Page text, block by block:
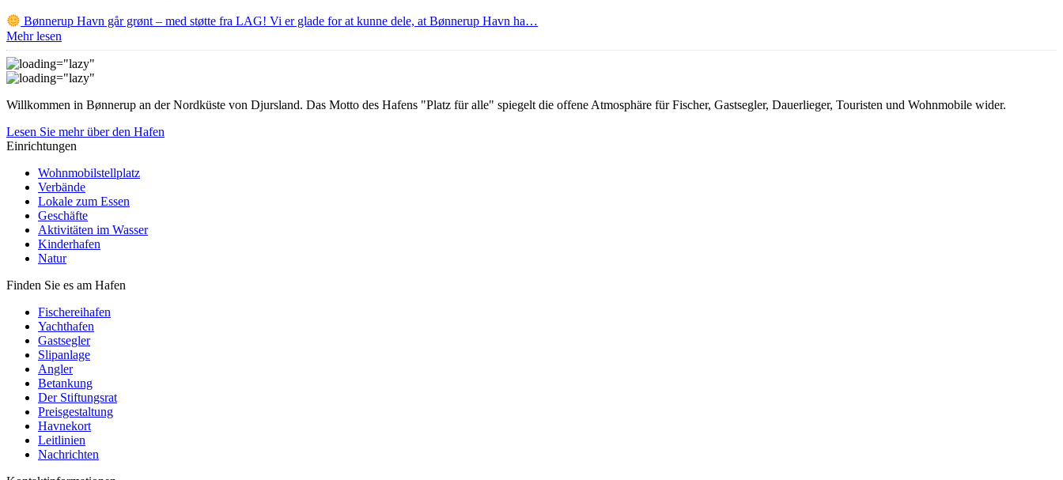
Bønnerup Havn går grønt – med støtte fra LAG! Vi er glade for at kunne dele, at Bønnerup Havn ha…
Mehr lesen
Willkommen in Bønnerup an der Nordküste von Djursland. Das Motto des Hafens "Platz für alle" spiegelt die offene Atmosphäre für Fischer, Gastsegler, Dauerlieger, Touristen und Wohnmobile wider.
Lesen Sie mehr über den Hafen
Einrichtungen
Wohnmobilstellplatz
Verbände
Lokale zum Essen
Geschäfte
Aktivitäten im Wasser
Kinderhafen
Natur
Finden Sie es am Hafen
Fischereihafen
Yachthafen
Gastsegler
Slipanlage
Angler
Betankung
Der Stiftungsrat
Preisgestaltung
Havnekort
Leitlinien
Nachrichten